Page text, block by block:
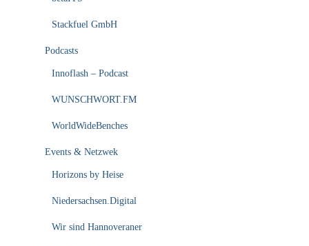
Stackfuel GmbH
Podcasts
Innoflash – Podcast
WUNSCHWORT.FM
WorldWideBenches
Events & Netzwek
Horizons by Heise
Niedersachsen.Digital
Wir sind Hannoveraner